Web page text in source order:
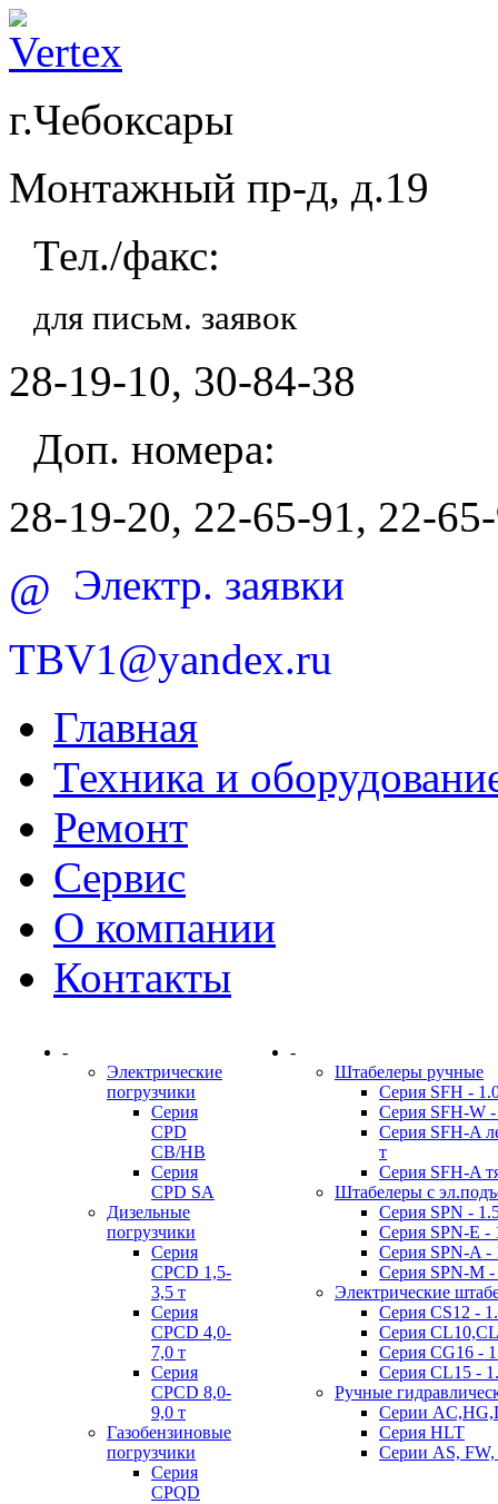
г.Чебоксары
Монтажный пр-д, д.19
Тел./факс:
для письм. заявок
28-19-10, 30-84-38
Доп. номера:
28-19-20, 22-65-91, 22-
@ Электр. заявки
TBV1@yandex.ru
Главная
Техника и
Ремонт
Сервис
О компании
Контакты
-
Электрические
погрузчики
Серия
CPD
CB/HB
Серия
CPD SA
Дизельные
погрузчики
Серия
CPCD 1,5-
3,5 т
Серия
CPCD 4,0-
7,0 т
Серия
CPCD 8,0-
9,0 т
Газобензиновые
погрузчики
Серия
CPQD
-
Штабелеры ручные
Серия SFH -
Серия SFH-W -
Серия SFH-A
т
Серия SFH-A
Штабелеры с
Серия SPN -
Серия SPN-E -
Серия SPN-A -
Серия SPN-M -
Электрические
Серия CS12 -
Серия
Серия CG16 -
Серия CL15 -
Ручные
Серии
Серия HLT
Серии AS,